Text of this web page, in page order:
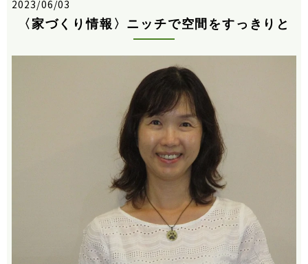
2023/06/03
〈家づくり情報〉ニッチで空間をすっきりと